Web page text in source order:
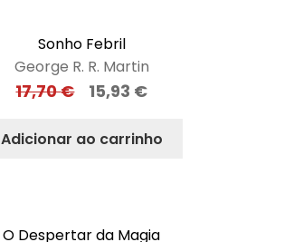
Sonho Febril
George R. R. Martin
17,70€ 15,93 €
Adicionar ao carrinho
O Despertar da Magia